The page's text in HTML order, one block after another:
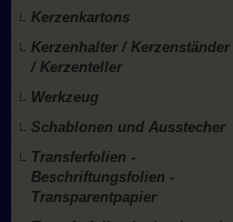
Kerzenkartons
Kerzenhalter / Kerzenständer
/ Kerzenteller
Werkzeug
Schablonen und Ausstecher
Transferfolien -
Beschriftungsfolien -
Transparentpapier